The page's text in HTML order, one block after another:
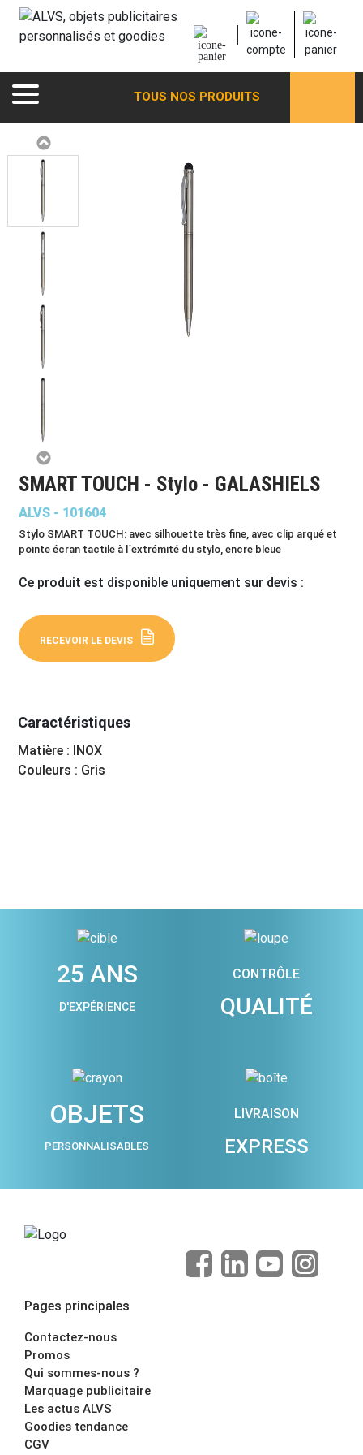
TOUS NOS PRODUITS
SMART TOUCH - Stylo - GALASHIELS
ALVS - 101604
Stylo SMART TOUCH: avec silhouette très fine, avec clip arqué et
pointe écran tactile à l´extrémité du stylo, encre bleue
Ce produit est disponible uniquement sur devis :
RECEVOIR LE DEVIS
Caractéristiques
Matière : INOX
Couleurs : Gris
25 ANS
D'EXPÉRIENCE
CONTRÔLE
QUALITÉ
OBJETS
PERSONNALISABLES
LIVRAISON
EXPRESS
Pages principales
Contactez-nous
Promos
Qui sommes-nous ?
Marquage publicitaire
Les actus ALVS
Goodies tendance
CGV